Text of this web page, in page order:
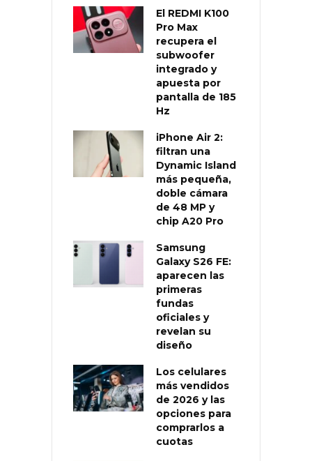
El REDMI K100
Pro Max
recupera el
subwoofer
integrado y
apuesta por
pantalla de 185
Hz
iPhone Air 2:
filtran una
Dynamic Island
más pequeña,
doble cámara
de 48 MP y
chip A20 Pro
Samsung
Galaxy S26 FE:
aparecen las
primeras
fundas
oficiales y
revelan su
diseño
Los celulares
más vendidos
de 2026 y las
opciones para
comprarlos a
cuotas